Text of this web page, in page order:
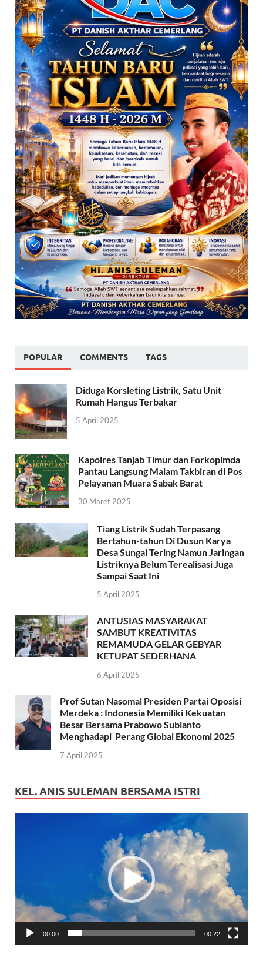
POPULAR COMMENTS TAGS
Diduga Korsleting Listrik, Satu Unit
Rumah Hangus Terbakar
5 April 2025
Kapolres Tanjab Timur dan Forkopimda
Pantau Langsung Malam Takbiran di Pos
Pelayanan Muara Sabak Barat
30 Maret 2025
Tiang Listrik Sudah Terpasang
Bertahun-tahun Di Dusun Karya
Desa Sungai Tering Namun Jaringan
Listriknya Belum Terealisasi Juga
Sampai Saat Ini
5 April 2025
ANTUSIAS MASYARAKAT
SAMBUT KREATIVITAS
REMAMUDA GELAR GEBYAR
KETUPAT SEDERHANA
6 April 2025
Prof Sutan Nasomal Presiden Partai Oposisi
Merdeka : Indonesia Memiliki Kekuatan
Besar Bersama Prabowo Subianto
Menghadapi Perang Global Ekonomi 2025
7 April 2025
KEL. ANIS SULEMAN BERSAMA ISTRI
00:00 00:22